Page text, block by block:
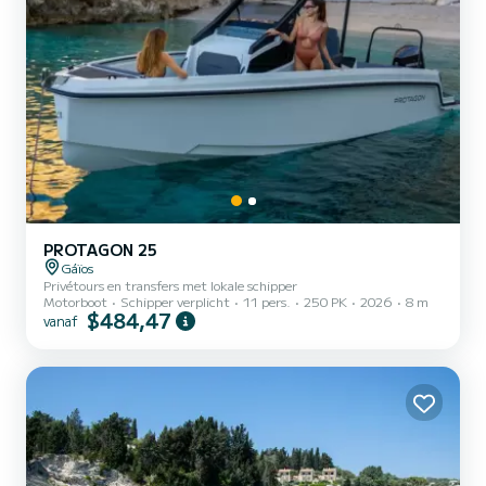
PROTAGON 25
Gáïos
Privétours en transfers met lokale schipper
Motorboot
Schipper verplicht 11 pers. 250 PK 2026 8 m
vanaf $484,47